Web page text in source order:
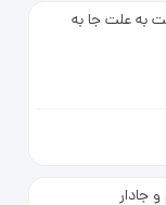
به علت جا به
جادار